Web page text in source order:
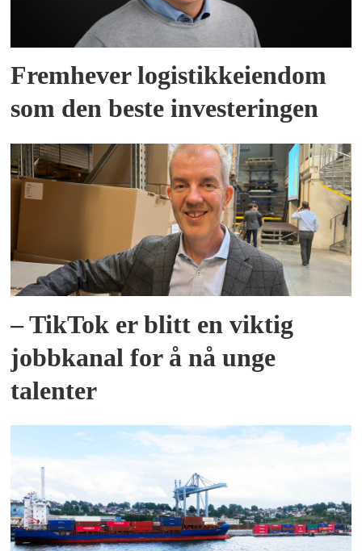
Fremhever logistikkeiendom
som den beste investeringen
– TikTok er blitt en viktig
jobbkanal for å nå unge
talenter